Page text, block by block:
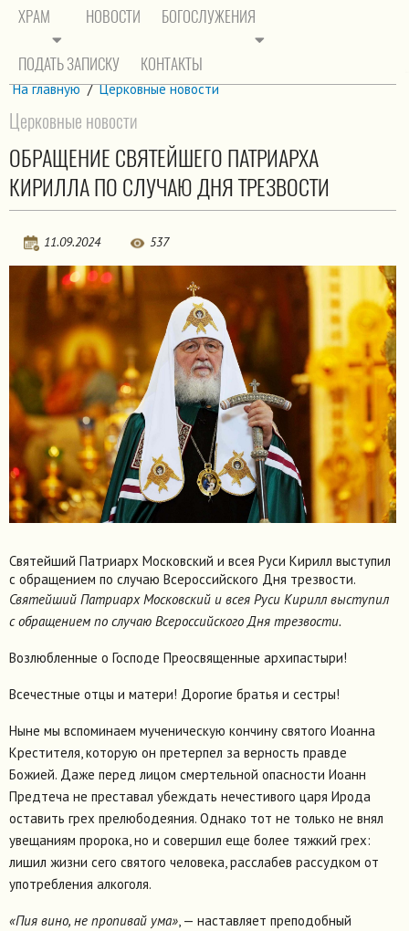
ХРАМ НОВОСТИ БОГОСЛУЖЕНИЯ
ПОДАТЬ ЗАПИСКУ КОНТАКТЫ
На главную / Церковные новости
Церковные новости
ОБРАЩЕНИЕ СВЯТЕЙШЕГО ПАТРИАРХА
КИРИЛЛА ПО СЛУЧАЮ ДНЯ ТРЕЗВОСТИ
11.09.2024 537
Святейший Патриарх Московский и всея Руси Кирилл выступил
с обращением по случаю Всероссийского Дня трезвости.
Святейший Патриарх Московский и всея Руси Кирилл выступил
с обращением по случаю Всероссийского Дня трезвости.
Возлюбленные о Господе Преосвященные архипастыри!
Всечестные отцы и матери! Дорогие братья и сестры!
Ныне мы вспоминаем мученическую кончину святого Иоанна
Крестителя, которую он претерпел за верность правде
Божией. Даже перед лицом смертельной опасности Иоанн
Предтеча не преставал убеждать нечестивого царя Ирода
оставить грех прелюбодеяния. Однако тот не только не внял
увещаниям пророка, но и совершил еще более тяжкий грех:
лишил жизни сего святого человека, расслабев рассудком от
употребления алкоголя.
«Пия вино, не пропивай ума», — наставляет преподобный